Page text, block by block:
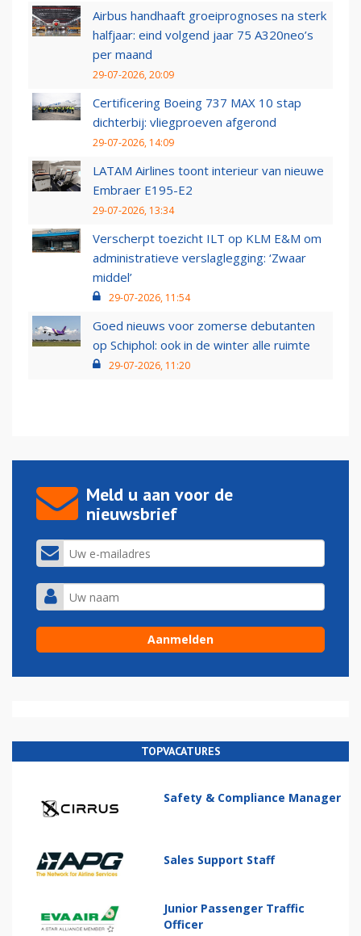
Airbus handhaaft groeiprognoses na sterk
halfjaar: eind volgend jaar 75 A320neo’s
per maand
29-07-2026, 20:09
Certificering Boeing 737 MAX 10 stap
dichterbij: vliegproeven afgerond
29-07-2026, 14:09
LATAM Airlines toont interieur van nieuwe
Embraer E195-E2
29-07-2026, 13:34
Verscherpt toezicht ILT op KLM E&M om
administratieve verslaglegging: ‘Zwaar
middel’
29-07-2026, 11:54
Goed nieuws voor zomerse debutanten
op Schiphol: ook in de winter alle ruimte
29-07-2026, 11:20
Meld u aan voor de
nieuwsbrief
TOPVACATURES
Safety & Compliance Manager
Sales Support Staff
Junior Passenger Traffic
Officer